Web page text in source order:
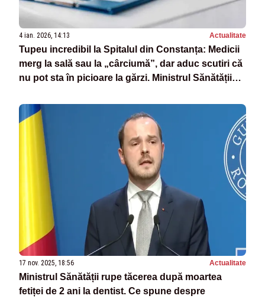
4 ian. 2026, 14:13 Actualitate
Tupeu incredibil la Spitalul din Constanța: Medicii
merg la sală sau la „cârciumă”, dar aduc scutiri că
nu pot sta în picioare la gărzi. Ministrul Sănătății
17 nov. 2025, 18:56 Actualitate
Ministrul Sănătății rupe tăcerea după moartea
fetiței de 2 ani la dentist. Ce spune despre